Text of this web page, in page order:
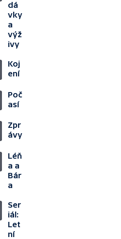
dá
vky
a
výž
ivy
Koj
ení
Poč
así
Zpr
ávy
Léň
a a
Bár
a
Ser
iál:
Let
ní